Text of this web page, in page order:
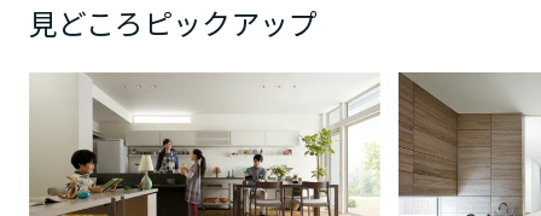
見どころピックアップ
岐阜県
静岡県